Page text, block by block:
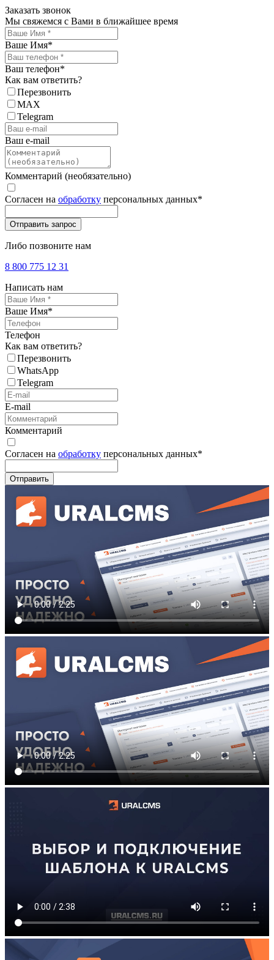
Заказать звонок
Мы свяжемся с Вами в ближайшее время
Ваше Имя*
Ваш телефон*
Как вам ответить?
Перезвонить
MAX
Telegram
Ваш e-mail
Комментарий (необязательно)
Согласен на обработку персональных данных*
Либо позвоните нам
8 800 775 12 31
Написать нам
Ваше Имя*
Телефон
Как вам ответить?
Перезвонить
WhatsApp
Telegram
E-mail
Комментарий
Согласен на обработку персональных данных*